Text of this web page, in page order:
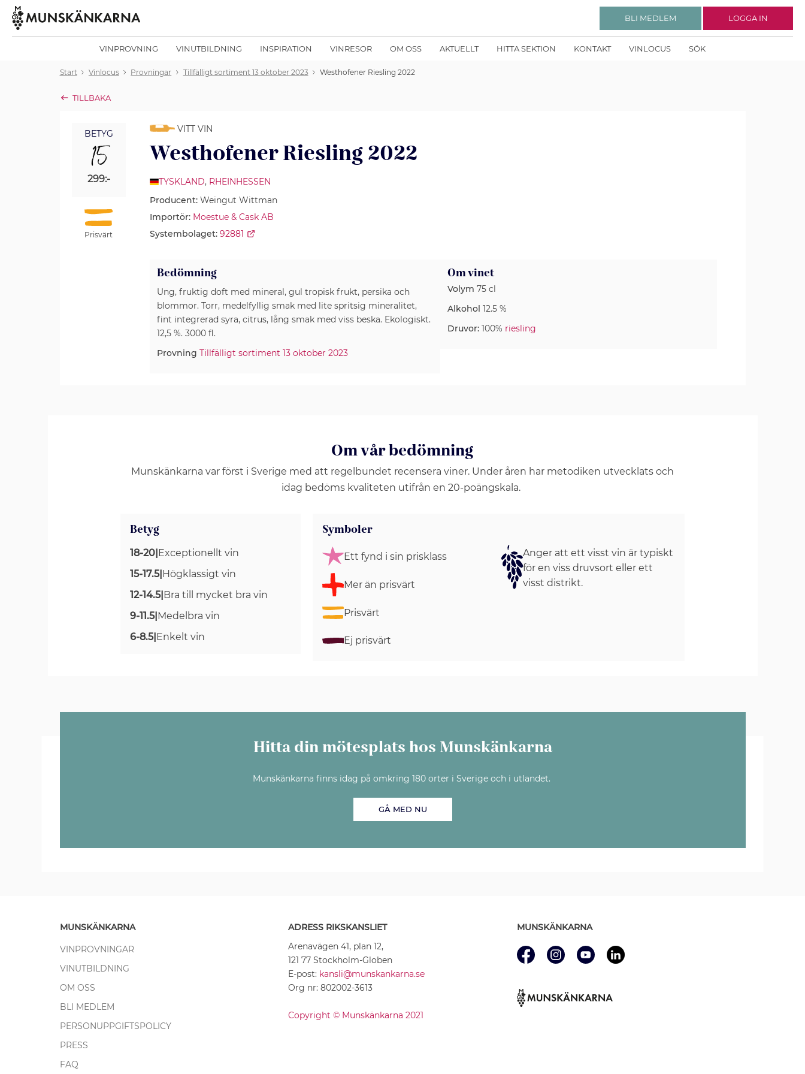
VINPROVNING VINUTBILDNING INSPIRATION VINRESOR OM OSS AKTUELLT HITTA SEKTION KONTAKT VINLOCUS SÖK
BLI MEDLEM LOGGA IN
Start Vinlocus Provningar Tillfälligt sortiment 13 oktober 2023 Westhofener Riesling 2022
TILLBAKA
BETYG
15
299:-
Prisvärt
VITT VIN
Westhofener Riesling 2022
TYSKLAND, RHEINHESSEN
Producent:Weingut Wittman
Importör: Moestue & Cask AB
Systembolaget: 92881
Bedömning
Ung, fruktig doft med mineral, gul tropisk frukt, persika och
blommor. Torr, medelfyllig smak med lite spritsig mineralitet,
fint integrerad syra, citrus, lång smak med viss beska. Ekologiskt.
12,5 %. 3000 fl.
Provning Tillfälligt sortiment 13 oktober 2023
Om vinet
Volym 75 cl
Alkohol 12.5 %
Druvor: 100% riesling
Om vår bedömning
Munskänkarna var först i Sverige med att regelbundet recensera viner. Under åren har metodiken utvecklats och
idag bedöms kvaliteten utifrån en 20-poängskala.
Betyg
18-20|Exceptionellt vin
15-17.5|Högklassigt vin
12-14.5|Bra till mycket bra vin
9-11.5|Medelbra vin
6-8.5|Enkelt vin
Symboler
Ett fynd i sin prisklass
Mer än prisvärt
Prisvärt
Ej prisvärt
Anger att ett visst vin är typiskt
för en viss druvsort eller ett
visst distrikt.
Hitta din mötesplats hos Munskänkarna
Munskänkarna finns idag på omkring 180 orter i Sverige och i utlandet.
GÅ MED NU
MUNSKÄNKARNA
VINPROVNINGAR
VINUTBILDNING
OM OSS
BLI MEDLEM
PERSONUPPGIFTSPOLICY
PRESS
FAQ
ADRESS RIKSKANSLIET
Arenavägen 41, plan 12,
121 77 Stockholm-Globen
E-post: kansli@munskankarna.se
Org nr: 802002-3613
Copyright © Munskänkarna 2021
MUNSKÄNKARNA